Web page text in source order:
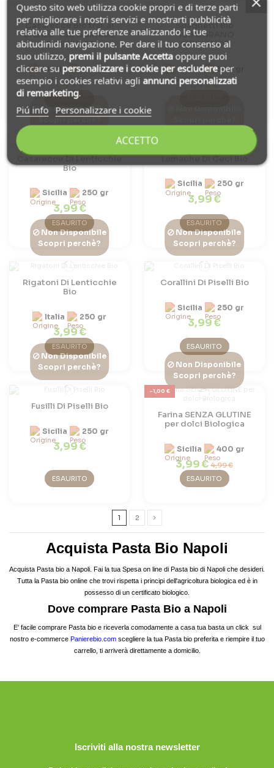
Casarecce Bio traf. al
bronzo "100%GRANO
SICILIANO"
Sicilia 500 gr
1,49 €
ESAURITO
Spaghetti Bio
"100%GRANO
SICILIANO"
Sicilia 500 gr
1,49 €
Non Disponibile
Scopri perchè?
Casarecce Di Lenticchie
Bio
Sicilia 250 gr
3,99 €
ESAURITO
Lumache Di Ceci Bio
Sicilia 250 gr
3,99 €
ESAURITO
Non Disponibile
Scopri perchè?
Rigatoni Di Lenticchie
Bio
Italia 250 gr
3,99 €
ESAURITO
Non Disponibile
Scopri perchè?
Corallini Di Piselli Bio
Sicilia 250 gr
3,99 €
ESAURITO
Non Disponibile
Scopri perchè?
Fusilli Di Piselli Bio
Sicilia 250 gr
3,99 €
ESAURITO
-1,00 €
Non Disponibile
Scopri perchè?
Farina SENZA GLUTINE
per dolci Biologica
Sicilia 400 gr
3,99 €4,99 €
ESAURITO
1 2
Acquista Pasta Bio Napoli
Acquista Pasta bio a Napoli. Fai la tua Spesa on line di Pasta bio di Napoli che desideri.
Tutta la Pasta bio online che trovi rispetta i principi dell'agricoltura biologica ed è in
possesso di un certificato biologico.
Dove comprare Pasta Bio a Napoli
E' facile comprare Pasta bio e riceverla comodamente a casa tua basta un click sul
nostro e-commerce Panierebio.comscegliere la tua Pasta bio preferita e riempire il tuo
carrello, ti arriverà direttamente a domicilio.
Iscriviti alla nostra newsletter
Questo sito web utilizza cookie propri e di terze parti
per migliorare i nostri servizi e mostrarti pubblicità
relativa alle tue preferenze analizzando le tue
abitudinidi navigazione. Per dare il tuo consenso al
suo utilizzo, premi il pulsante Accettaoppure puoi
cliccare su personalizzare i cookie per escludereper
esempio i cookies relativi agli annunci personalizzati
di remarketing.
Piú info Personalizzare i cookie
ACCETTO